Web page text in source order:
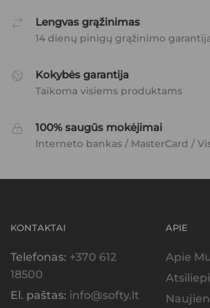
Lengvas grąžinimas
14 dienų pinigų grąžinimo
Kokybės garantija
Taikoma visiems produktams
100% saugūs mokėjimai
Interneto bankas / MasterCard /
KONTAKTAI
Telefonas: +370 612
18500
El. paštas: info@softy.lt
APIE
Apie